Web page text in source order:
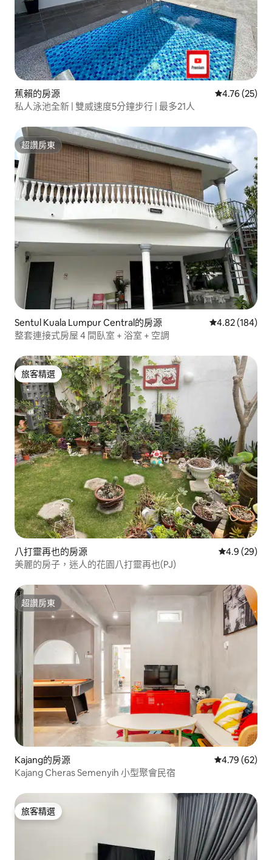
蕉賴的房源 從 25 則評價
4.76 (25)
私人泳池全新 | 雙威速度5分鐘步行 | 最多21人
超讚房東
超讚房東
Sentul Kuala Lumpur Central的房源 從 184 則評價
4.82 (184)
整套連接式房屋 4 間臥室 + 浴室 + 空調
旅客精選
旅客精選
八打靈再也的房源 從 29 則評
4.9 (29)
美麗的房子，迷人的花園八打靈再也(PJ)
超讚房東
超讚房東
Kajang的房源 從 62 則評價
4.79 (62)
Kajang Cheras Semenyih 小型聚會民宿
旅客精選
旅客精選